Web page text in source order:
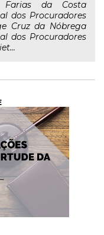
Farias da Costa
dos Procuradores
Cruz da Nóbrega
dos Procuradores